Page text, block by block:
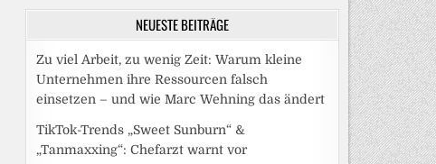
NEUESTE BEITRÄGE
Zu viel Arbeit, zu wenig Zeit: Warum kleine
Unternehmen ihre Ressourcen falsch
einsetzen – und wie Marc Wehning das ändert
TikTok-Trends „Sweet Sunburn“ &
„Tanmaxxing“: Chefarzt warnt vor